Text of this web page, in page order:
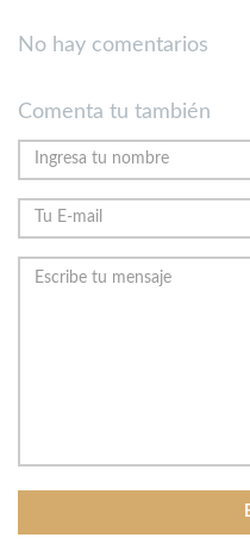
No hay comentarios
Comenta tu también